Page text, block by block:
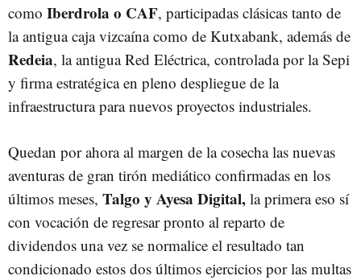
como Iberdrola o CAF, participadas clásicas tanto de
la antigua caja vizcaína como de Kutxabank, además de
Redeia, la antigua Red Eléctrica, controlada por la Sepi
y firma estratégica en pleno despliegue de la
infraestructura para nuevos proyectos industriales.
Quedan por ahora al margen de la cosecha las nuevas
aventuras de gran tirón mediático confirmadas en los
últimos meses, Talgo y Ayesa Digital, la primera eso sí
con vocación de regresar pronto al reparto de
dividendos una vez se normalice el resultado tan
condicionado estos dos últimos ejercicios por las multas